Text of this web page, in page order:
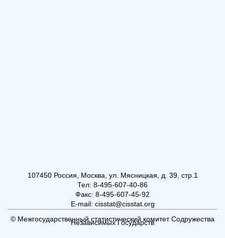
107450 Россия, Москва, ул. Мясницкая, д. 39, стр.1
Тел: 8-495-607-40-86
Факс: 8-495-607-45-92
E-mail: cisstat@cisstat.org
© Межгосударственный статистический комитет Содружества
Независимых Государств